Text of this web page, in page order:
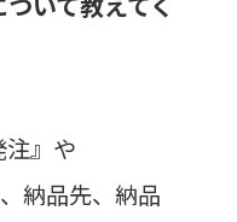
注』や
納品先、納品